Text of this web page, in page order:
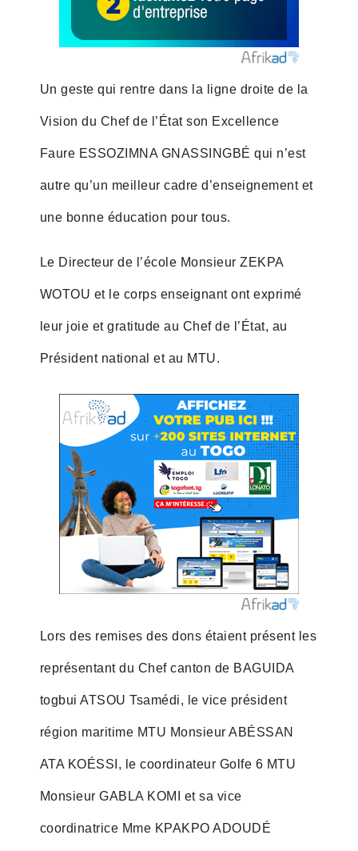
Un geste qui rentre dans la ligne droite de la
Vision du Chef de l’État son Excellence
Faure ESSOZIMNA GNASSINGBÉ qui n’est
autre qu’un meilleur cadre d’enseignement et
une bonne éducation pour tous.
Le Directeur de l’école Monsieur ZEKPA
WOTOU et le corps enseignant ont exprimé
leur joie et gratitude au Chef de l’État, au
Président national et au MTU.
Lors des remises des dons étaient présent les
représentant du Chef canton de BAGUIDA
togbui ATSOU Tsamédi, le vice président
région maritime MTU Monsieur ABÉSSAN
ATA KOÉSSI, le coordinateur Golfe 6 MTU
Monsieur GABLA KOMI et sa vice
coordinatrice Mme KPAKPO ADOUDÉ